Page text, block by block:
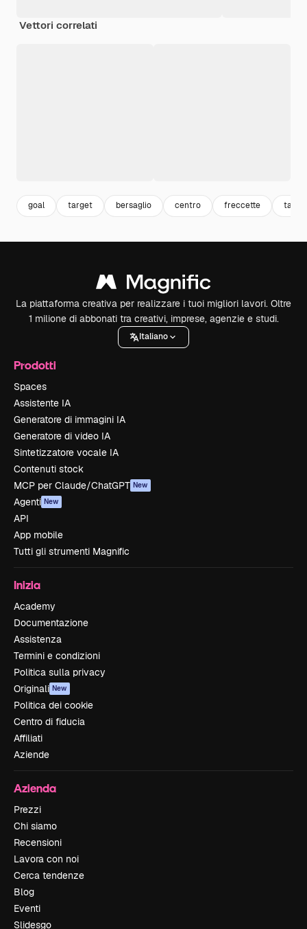
Vettori correlati
goal target bersaglio centro freccette table
La piattaforma creativa per realizzare i tuoi migliori lavori. Oltre
1 milione di abbonati tra creativi, imprese, agenzie e studi.
Italiano
Prodotti
Spaces
Assistente IA
Generatore di immagini IA
Generatore di video IA
Sintetizzatore vocale IA
Contenuti stock
MCP per Claude/ChatGPT New
Agenti New
API
App mobile
Tutti gli strumenti Magnific
Inizia
Academy
Documentazione
Assistenza
Termini e condizioni
Politica sulla privacy
Originali New
Politica dei cookie
Centro di fiducia
Affiliati
Aziende
Azienda
Prezzi
Chi siamo
Recensioni
Lavora con noi
Cerca tendenze
Blog
Eventi
Slidesgo